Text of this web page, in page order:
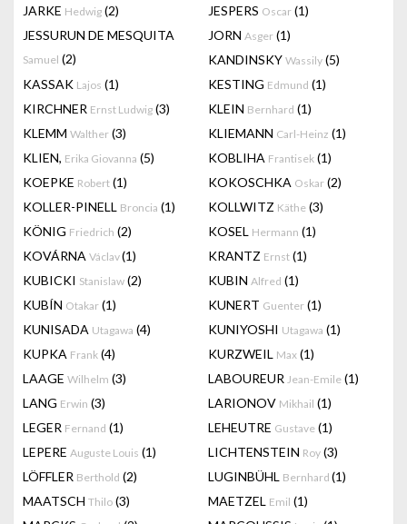
JARKE Hedwig (2) JESPERS Oscar (1)
JESSURUN DE MESQUITA
Samuel (2)
JORN Asger (1)
KANDINSKY Wassily (5)
KASSAK Lajos (1) KESTING Edmund (1)
KIRCHNER Ernst Ludwig (3) KLEIN Bernhard (1)
KLEMM Walther (3) KLIEMANN Carl-Heinz (1)
KLIEN, Erika Giovanna (5) KOBLIHA Frantisek (1)
KOEPKE Robert (1) KOKOSCHKA Oskar (2)
KOLLER-PINELL Broncia (1) KOLLWITZ Käthe (3)
KÖNIG Friedrich (2) KOSEL Hermann (1)
KOVÁRNA Václav(1) KRANTZ Ernst (1)
KUBICKI Stanislaw (2) KUBIN Alfred (1)
KUBÍN Otakar (1) KUNERT Guenter (1)
KUNISADA Utagawa (4) KUNIYOSHI Utagawa (1)
KUPKA Frank (4) KURZWEIL Max (1)
LAAGE Wilhelm (3) LABOUREUR Jean-Emile (1)
LANG Erwin (3) LARIONOV Mikhail (1)
LEGER Fernand (1) LEHEUTRE Gustave (1)
LEPERE Auguste Louis (1) LICHTENSTEIN Roy (3)
LÖFFLER Berthold (2) LUGINBÜHL Bernhard (1)
MAATSCH Thilo (3) MAETZEL Emil (1)